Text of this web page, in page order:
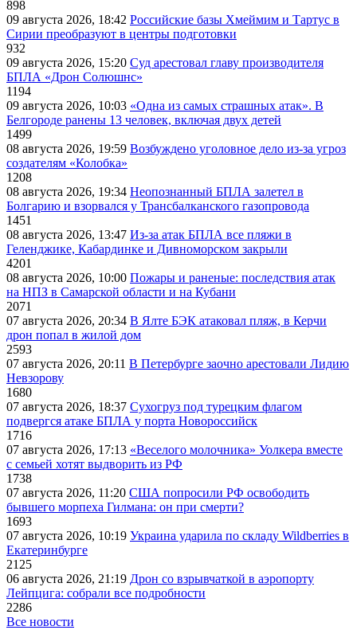
898
09 августа 2026, 18:42 Российские базы Хмеймим и Тартус в
Сирии преобразуют в центры подготовки
932
09 августа 2026, 15:20 Суд арестовал главу производителя
БПЛА «Дрон Солюшнс»
1194
09 августа 2026, 10:03 «Одна из самых страшных атак». В
Белгороде ранены 13 человек, включая двух детей
1499
08 августа 2026, 19:59 Возбуждено уголовное дело из-за угроз
создателям «Колобка»
1208
08 августа 2026, 19:34 Неопознанный БПЛА залетел в
Болгарию и взорвался у Трансбалканского газопровода
1451
08 августа 2026, 13:47 Из-за атак БПЛА все пляжи в
Геленджике, Кабардинке и Дивноморском закрыли
4201
08 августа 2026, 10:00 Пожары и раненые: последствия атак
на НПЗ в Самарской области и на Кубани
2071
07 августа 2026, 20:34 В Ялте БЭК атаковал пляж, в Керчи
дрон попал в жилой дом
2593
07 августа 2026, 20:11 В Петербурге заочно арестовали Лидию
Невзорову
1680
07 августа 2026, 18:37 Сухогруз под турецким флагом
подвергся атаке БПЛА у порта Новороссийск
1716
07 августа 2026, 17:13 «Веселого молочника» Уолкера вместе
с семьей хотят выдворить из РФ
1738
07 августа 2026, 11:20 США попросили РФ освободить
бывшего морпеха Гилмана: он при смерти?
1693
07 августа 2026, 10:19 Украина ударила по складу Wildberries в
Екатеринбурге
2125
06 августа 2026, 21:19 Дрон со взрывчаткой в аэропорту
Лейпцига: собрали все подробности
2286
Все новости